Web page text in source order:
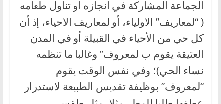
الجماعة المشاركة في انجازه او تناول طعامه
( “لمعاريف” الاولياء، أو لمعاريف الاحياء، إذ أن
كل حي من الأحياء في القبيلة أو في المدن
العتيقة يقوم ب لمعروف” وغالبا ما تنظمه
نساء الحي)؛ وفي نفس الوقت يقوم
“لمعروف” بوظيفة تقديس الطبيعة لاستدرار